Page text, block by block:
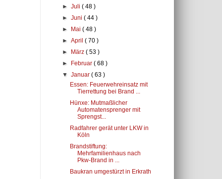
►Juli( 48 )
►Juni( 44 )
►
Mai( 48 )
►April( 70 )
►
März( 53 )
►
Februar( 68 )
▼Januar( 63 )
Essen: Feuerwehreinsatz mit
Tierrettung bei Brand ...
Hünxe: Mutmaßlicher
Automatensprenger mit
Sprengst...
Radfahrer gerät unter LKW in
Köln
Brandstiftung:
Mehrfamilienhaus nach
Pkw-Brand in ...
Baukran umgestürzt in Erkrath